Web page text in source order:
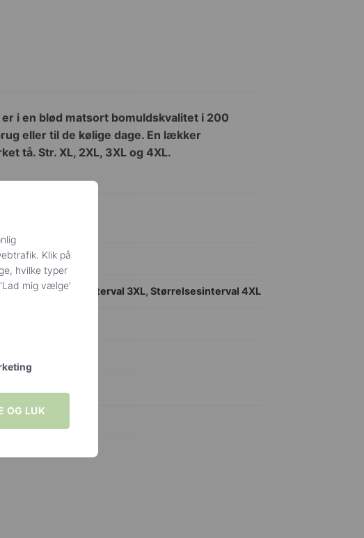
i en blød matsort bomuldskvalitet i 200
eller til de kølige dage. En lækker
tå. Str. XL, 2XL, 3XL og 4XL.
2XL,Størrelsesinterval 3XL,Størrelsesinterval 4XL
Klik på
hvilke typer
mig vælge'
OG LUK